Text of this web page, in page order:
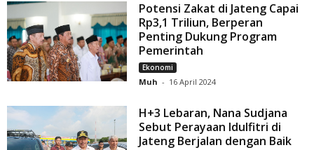
Potensi Zakat di Jateng Capai
Rp3,1 Triliun, Berperan
Penting Dukung Program
Pemerintah
Ekonomi
Muh - 16 April 2024
H+3 Lebaran, Nana Sudjana
Sebut Perayaan Idulfitri di
Jateng Berjalan dengan Baik